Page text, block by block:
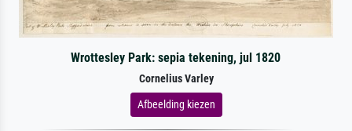
Wrottesley Park: sepia tekening, jul 1820
Cornelius Varley
Afbeelding kiezen